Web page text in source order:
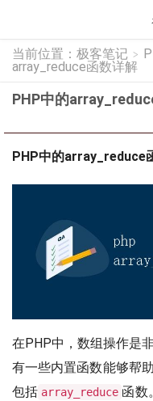
当前位置： 极客笔记 >
array_reduce函数详解
PHP中的
PHP中的array_reduce
在PHP中，数组操作是
有一些内置函数能够帮
包括 array_reduce 函数。